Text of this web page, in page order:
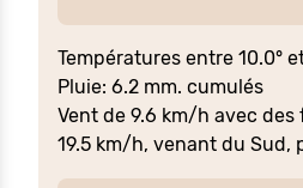
Températures entre 10.0°
Pluie: 6.2 mm. cumulés
Vent de 9.6 km/h avec des
19.5 km/h, venant du Sud,